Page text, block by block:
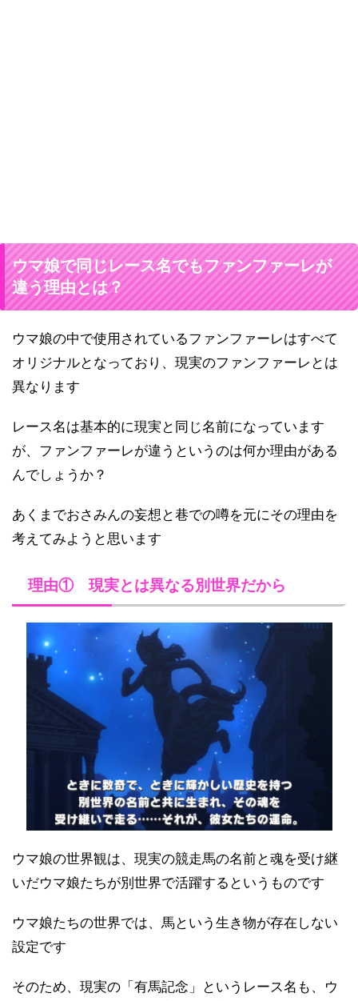
ウマ娘で同じレース名でもファンファーレが
違う理由とは？
ウマ娘の中で使用されているファンファーレはすべて
オリジナルとなっており、現実のファンファーレとは
異なります
レース名は基本的に現実と同じ名前になっています
が、ファンファーレが違うというのは何か理由がある
んでしょうか？
あくまでおさみんの妄想と巷での噂を元にその理由を
考えてみようと思います
理由① 現実とは異なる別世界だから
ウマ娘の世界観は、現実の競走馬の名前と魂を受け継
いだウマ娘たちが別世界で活躍するというものです
ウマ娘たちの世界では、馬という生き物が存在しない
設定です
そのため、現実の「有馬記念」というレース名も、ウ